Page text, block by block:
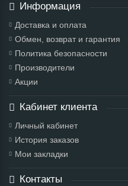
Информация
Доставка и оплата
Обмен, возврат и гарантия
Политика безопасности
Производители
Акции
Кабинет клиента
Личный кабинет
История заказов
Мои закладки
Контакты